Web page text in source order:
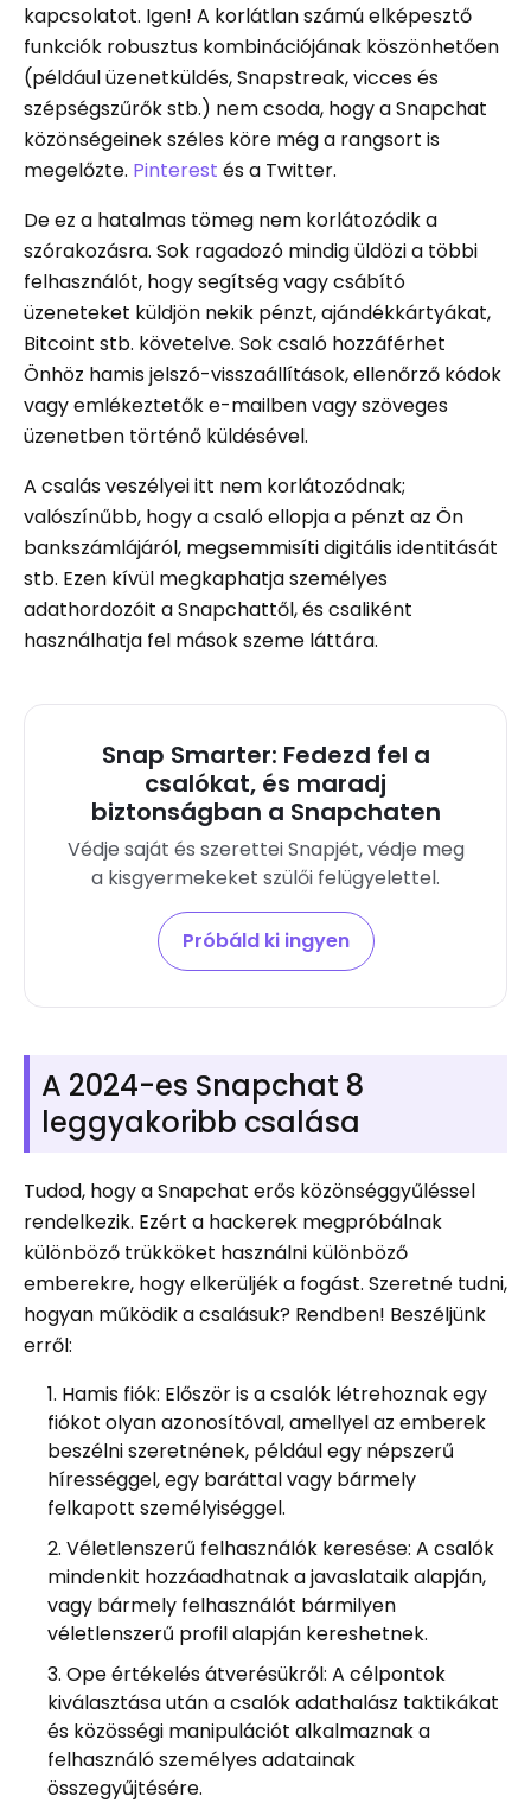
kapcsolatot. Igen! A korlátlan számú elképesztő
funkciók robusztus kombinációjának köszönhetően
(például üzenetküldés, Snapstreak, vicces és
szépségszűrők stb.) nem csoda, hogy a Snapchat
közönségeinek széles köre még a rangsort is
megelőzte. Pinterest és a Twitter.
De ez a hatalmas tömeg nem korlátozódik a
szórakozásra. Sok ragadozó mindig üldözi a többi
felhasználót, hogy segítség vagy csábító
üzeneteket küldjön nekik pénzt, ajándékkártyákat,
Bitcoint stb. követelve. Sok csaló hozzáférhet
Önhöz hamis jelszó-visszaállítások, ellenőrző kódok
vagy emlékeztetők e-mailben vagy szöveges
üzenetben történő küldésével.
A csalás veszélyei itt nem korlátozódnak;
valószínűbb, hogy a csaló ellopja a pénzt az Ön
bankszámlájáról, megsemmisíti digitális identitását
stb. Ezen kívül megkaphatja személyes
adathordozóit a Snapchattől, és csaliként
használhatja fel mások szeme láttára.
Snap Smarter: Fedezd fel a
csalókat, és maradj
biztonságban a Snapchaten
Védje saját és szerettei Snapjét, védje meg
a kisgyermekeket szülői felügyelettel.
Próbáld ki ingyen
A 2024-es Snapchat 8
leggyakoribb csalása
Tudod, hogy a Snapchat erős közönséggyűléssel
rendelkezik. Ezért a hackerek megpróbálnak
különböző trükköket használni különböző
emberekre, hogy elkerüljék a fogást. Szeretné tudni,
hogyan működik a csalásuk? Rendben! Beszéljünk
erről:
Hamis fiók: Először is a csalók létrehoznak egy
fiókot olyan azonosítóval, amellyel az emberek
beszélni szeretnének, például egy népszerű
hírességgel, egy baráttal vagy bármely
felkapott személyiséggel.
Véletlenszerű felhasználók keresése: A csalók
mindenkit hozzáadhatnak a javaslataik alapján,
vagy bármely felhasználót bármilyen
véletlenszerű profil alapján kereshetnek.
Ope értékelés átverésükről: A célpontok
kiválasztása után a csalók adathalász taktikákat
és közösségi manipulációt alkalmaznak a
felhasználó személyes adatainak
összegyűjtésére.